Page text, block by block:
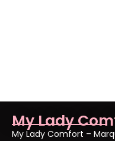
My Lady
My Lady Comfort –